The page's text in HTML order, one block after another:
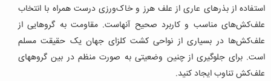
استفاده از بذرهای عاری از علف هرز و خاک‌ورزی درست همراه با انتخاب
علف‌کش‌های مناسب و کاربرد صحیح آنهاست. مقاومت به گروهایی از
علف‌کش‌ها در بسیاری از نواحی کشت کلزای جهان یک حقیقت مسلم
است. برای جلوگیری از چنین وضعیتی به صورت منظم در بین گروههای
علف‌کش تناوب ایجاد کنید.